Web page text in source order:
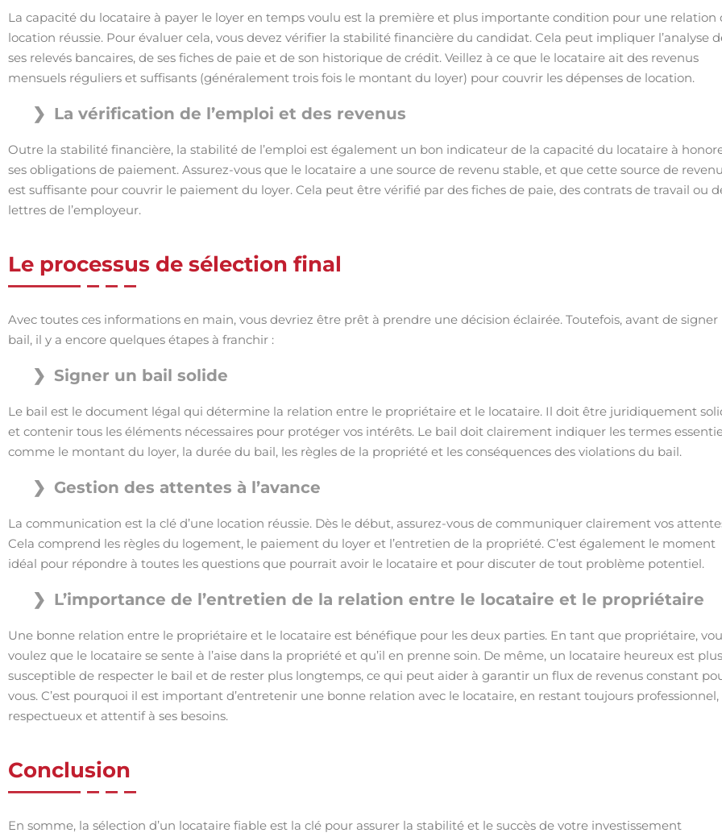
La capacité du locataire à payer le loyer en temps voulu est la première et plus importante condition pour une relation
location réussie. Pour évaluer cela, vous devez vérifier la stabilité financière du candidat. Cela peut impliquer l’analyse
ses relevés bancaires, de ses fiches de paie et de son historique de crédit. Veillez à ce que le locataire ait des revenus
mensuels réguliers et suffisants (généralement trois fois le montant du loyer) pour couvrir les dépenses de location.
La vérification de l’emploi et des revenus
Outre la stabilité financière, la stabilité de l’emploi est également un bon indicateur de la capacité du locataire à
ses obligations de paiement. Assurez-vous que le locataire a une source de revenu stable, et que cette source de
est suffisante pour couvrir le paiement du loyer. Cela peut être vérifié par des fiches de paie, des contrats de travail ou
lettres de l’employeur.
Le processus de sélection final
Avec toutes ces informations en main, vous devriez être prêt à prendre une décision éclairée. Toutefois, avant de signer
bail, il y a encore quelques étapes à franchir :
Signer un bail solide
Le bail est le document légal qui détermine la relation entre le propriétaire et le locataire. Il doit être juridiquement
et contenir tous les éléments nécessaires pour protéger vos intérêts. Le bail doit clairement indiquer les termes
comme le montant du loyer, la durée du bail, les règles de la propriété et les conséquences des violations du bail.
Gestion des attentes à l’avance
La communication est la clé d’une location réussie. Dès le début, assurez-vous de communiquer clairement vos
Cela comprend les règles du logement, le paiement du loyer et l’entretien de la propriété. C’est également le moment
idéal pour répondre à toutes les questions que pourrait avoir le locataire et pour discuter de tout problème potentiel.
L’importance de l’entretien de la relation entre le locataire et le propriétaire
Une bonne relation entre le propriétaire et le locataire est bénéfique pour les deux parties. En tant que propriétaire,
voulez que le locataire se sente à l’aise dans la propriété et qu’il en prenne soin. De même, un locataire heureux est plus
susceptible de respecter le bail et de rester plus longtemps, ce qui peut aider à garantir un flux de revenus constant
vous. C’est pourquoi il est important d’entretenir une bonne relation avec le locataire, en restant toujours professionnel,
respectueux et attentif à ses besoins.
Conclusion
En somme, la sélection d’un locataire fiable est la clé pour assurer la stabilité et le succès de votre investissement